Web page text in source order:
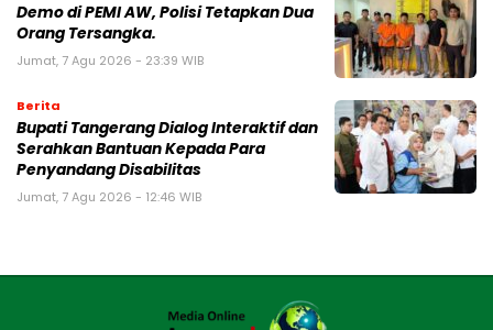
Demo di PEMI AW, Polisi Tetapkan Dua
Orang Tersangka.
Jumat, 7 Agu 2026 - 23:39 WIB
Berita
Bupati Tangerang Dialog Interaktif dan
Serahkan Bantuan Kepada Para
Penyandang Disabilitas
Jumat, 7 Agu 2026 - 12:46 WIB